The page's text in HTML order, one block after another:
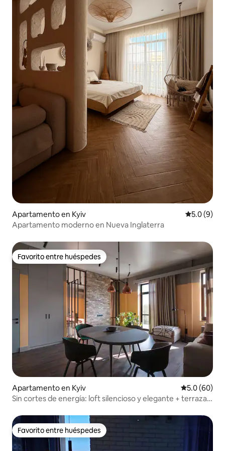
Apartamento en Kyiv
5.0 (9)
Apartamento moderno en Nueva Inglaterra
Favorito entre huéspedes
Favorito entre huéspedes
Apartamento en Kyiv Calificación
5.0 (60)
Sin cortes de energía: loft silencioso y elegante + terraza y
Favorito entre huéspedes
Favorito entre huéspedes